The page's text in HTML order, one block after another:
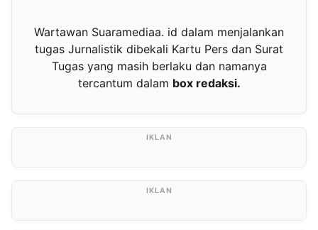
Wartawan Suaramediaa. id dalam menjalankan
tugas Jurnalistik dibekali Kartu Pers dan Surat
Tugas yang masih berlaku dan namanya
tercantum dalam box redaksi.